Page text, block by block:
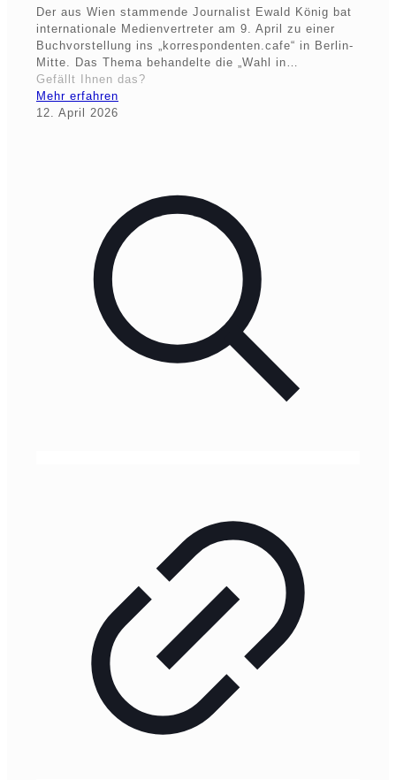
Der aus Wien stammende Journalist Ewald König bat
internationale Medienvertreter am 9. April zu einer
Buchvorstellung ins „korrespondenten.cafe“ in Berlin-
Mitte. Das Thema behandelte die „Wahl in…
Gefällt Ihnen das?
Mehr erfahren
12. April 2026